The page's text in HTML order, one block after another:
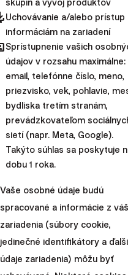
és
célú kiadások
Számtalan oka van a
lehet a célja, hogy új
vásároljon, másnak pedig
cikkeket vagy egy
Bármi is legyen a célja,
hónapnyi távolságra van,
használhatja a
betétet.
Hasonlóképpen, a
egy részét, az
származó pénzt is
skupín a vývoj produktov
Uchovávanie a/alebo prístup
informáciám na zariadení
Sprístupnenie vašich
údajov v rozsahu maximálne:
email, telefónne číslo, meno,
priezvisko, vek, pohlavie,
bydliska tretím stranám,
prevádzkovateľom
sietí (napr. Meta, Google).
Takýto súhlas sa poskytuje
dobu 1 roka.
Vaše osobné údaje budú
spracované a informácie z
zariadenia (súbory cookie,
jedinečné identifikátory a
údaje zariadenia) môžu byť